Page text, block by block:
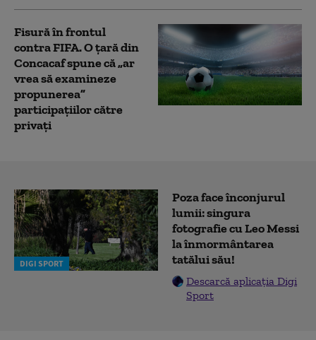
Fisură în frontul
contra FIFA. O țară din
Concacaf spune că „ar
vrea să examineze
propunerea”
participațiilor către
privați
DIGI SPORT
Poza face înconjurul
lumii: singura
fotografie cu Leo Messi
la înmormântarea
tatălui său!
Descarcă aplicația Digi
Sport